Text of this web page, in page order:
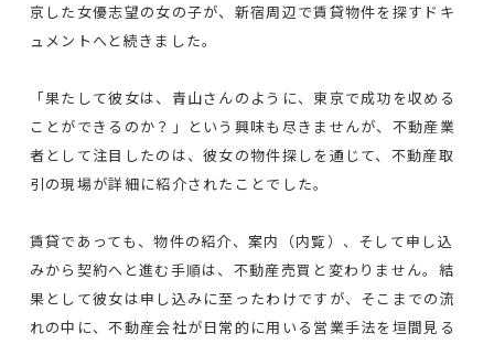
京した女優志望の女の子が、新宿周辺で賃貸物件を探すドキ
ュメントへと続きました。
「果たして彼女は、青山さんのように、東京で成功を収める
ことができるのか？」という興味も尽きませんが、不動産業
者として注目したのは、彼女の物件探しを通じて、不動産取
引の現場が詳細に紹介されたことでした。
賃貸であっても、物件の紹介、案内（内覧）、そして申し込
みから契約へと進む手順は、不動産売買と変わりません。結
果として彼女は申し込みに至ったわけですが、そこまでの流
れの中に、不動産会社が日常的に用いる営業手法を垣間見る